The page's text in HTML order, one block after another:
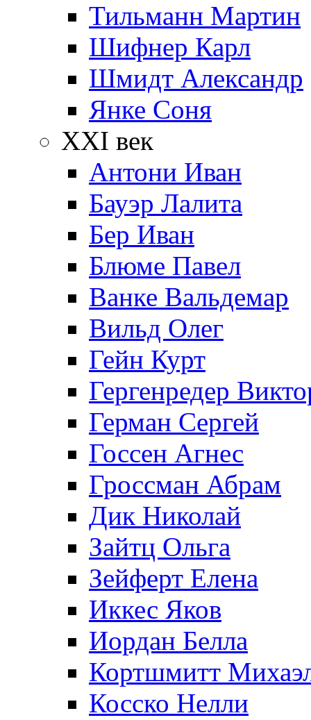
Тильманн Мартин
Шифнер Карл
Шмидт Александр
Янке Соня
XXI век
Антони Иван
Бауэр Лалита
Бер Иван
Блюме Павел
Ванке Вальдемар
Вильд Олег
Гейн Курт
Гергенредер
Герман Сергей
Госсен Агнес
Гроссман Абрам
Дик Николай
Зайтц Ольга
Зейферт Елена
Иккес Яков
Иордан Белла
Кортшмитт
Косско Нелли